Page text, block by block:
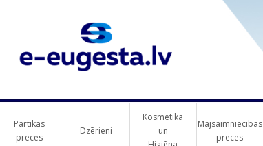
Pārtikas
preces
Dzērieni
Kosmētika
un
Mājsaimniecības
preces